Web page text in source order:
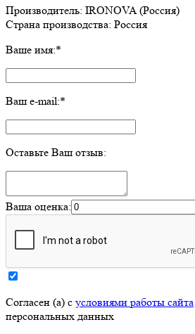
Производитель: IRONOVA (Россия)
Страна производства: Россия
Ваше имя:*
Ваш e-mail:*
Оставьте Ваш отзыв:
Ваша оценка:
Согласен (а) с условиями работы сайта
персональных данных